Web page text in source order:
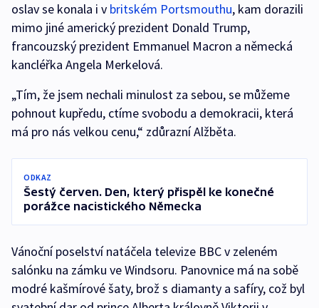
oslav se konala i v britském Portsmouthu, kam dorazili
mimo jiné americký prezident Donald Trump,
francouzský prezident Emmanuel Macron a německá
kancléřka Angela Merkelová.
„Tím, že jsem nechali minulost za sebou, se můžeme
pohnout kupředu, ctíme svobodu a demokracii, která
má pro nás velkou cenu,“ zdůrazní Alžběta.
ODKAZ
Šestý červen. Den, který přispěl ke konečné
porážce nacistického Německa
Vánoční poselství natáčela televize BBC v zeleném
salónku na zámku ve Windsoru. Panovnice má na sobě
modré kašmírové šaty, brož s diamanty a safíry, což byl